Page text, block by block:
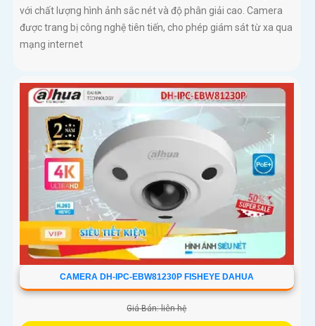
với chất lượng hình ảnh sắc nét và độ phân giải cao. Camera
được trang bị công nghệ tiên tiến, cho phép giám sát từ xa qua
mạng internet
CAMERA DH-IPC-EBW81230P FISHEYE DAHUA
Giá Bán: liên hệ